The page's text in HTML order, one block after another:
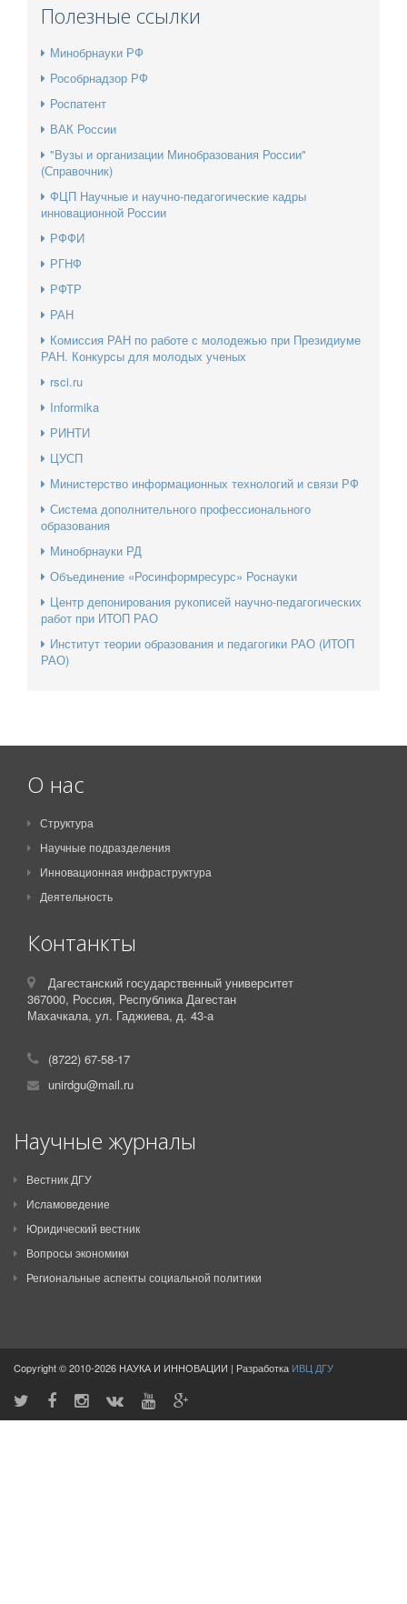
Полезные ссылки
Минобрнауки РФ
Рособрнадзор РФ
Роспатент
ВАК России
"Вузы и организации Минобразования России"
(Справочник)
ФЦП Научные и научно-педагогические кадры
инновационной России
РФФИ
РГНФ
РФТР
РАН
Комиссия РАН по работе с молодежью при Президиуме
РАН. Конкурсы для молодых ученых
rsci.ru
Informika
РИНТИ
ЦУСП
Министерство информационных технологий и связи РФ
Система дополнительного профессионального
образования
Минобрнауки РД
Объединение «Росинформресурс» Роснауки
Центр депонирования рукописей научно-педагогических
работ при ИТОП РАО
Институт теории образования и педагогики РАО (ИТОП
РАО)
О нас
Структура
Научные подразделения
Инновационная инфраструктура
Деятельность
Контанкты
Дагестанский государственный университет
367000, Россия, Республика Дагестан
Махачкала, ул. Гаджиева, д. 43-а
(8722) 67-58-17
unirdgu@mail.ru
Научные журналы
Вестник ДГУ
Исламоведение
Юридический вестник
Вопросы экономики
Региональные аспекты социальной политики
Copyright © 2010-2026 НАУКА И ИННОВАЦИИ | Разработка ИВЦ ДГУ